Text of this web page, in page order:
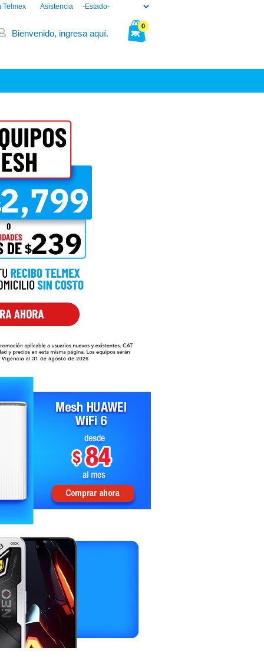
Asistencia
Telmex
0
Bienvenido, ingresa aquí.